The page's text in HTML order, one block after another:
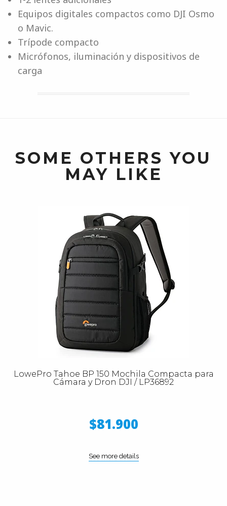
Equipos digitales compactos como DJI Osmo
o Mavic.
Trípode compacto
Micrófonos, iluminación y dispositivos de
carga
SOME OTHERS YOU
MAY LIKE
LowePro Tahoe BP 150 Mochila Compacta para
Cámara y Dron DJI / LP36892
$81.900
See more details